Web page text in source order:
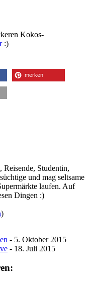
Kokos-
:)
merken
Studentin,
und mag seltsame
laufen. Auf
Dingen :)
)
- 5. Oktober 2015
- 18. Juli 2015